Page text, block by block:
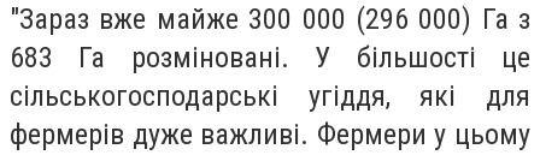
"Зараз вже майже 300 000 (296 000) Га з
683 Га розміновані. У більшості це
сільськогосподарські угіддя, які для
фермерів дуже важливі. Фермери у цьому